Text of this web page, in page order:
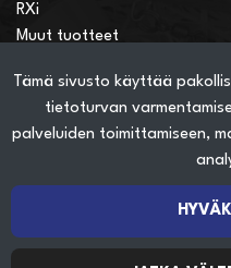
Tämä sivusto käyttää
tietoturvan
palveluiden toimittamiseen,
RXi
Muut tuotteet
Verkkokauppainfo
Näin teet ostoksia